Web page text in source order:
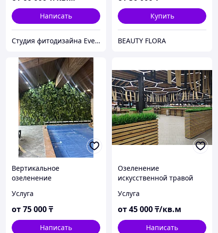
Написать
Студия фитодизайна EverGreen
Купить
BEAUTY FLORA
Вертикальное
озеленение
материалом премиум
качества
Услуга
от75 000₸
Написать
Озеленение
искусственной травой
Услуга
от45 000₸/кв.м
Написать